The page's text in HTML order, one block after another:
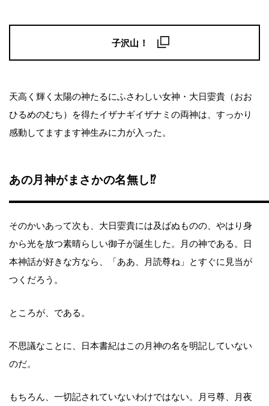
子沢山！
天高く輝く太陽の神たるにふさわしい女神・大日孁貴（おお
ひるめのむち）を得たイザナギイザナミの両神は、すっかり
感動してますます神生みに力が入った。
あの月神がまさかの名無し⁉︎
そのかいあって次も、大日孁貴には及ばぬものの、やはり身
から光を放つ素晴らしい御子が誕生した。月の神である。日
本神話が好きな方なら、「ああ、月読尊ね」とすぐに見当が
つくだろう。
ところが、である。
不思議なことに、日本書紀はこの月神の名を明記していない
のだ。
もちろん、一切記されていないわけではない。月弓尊、月夜